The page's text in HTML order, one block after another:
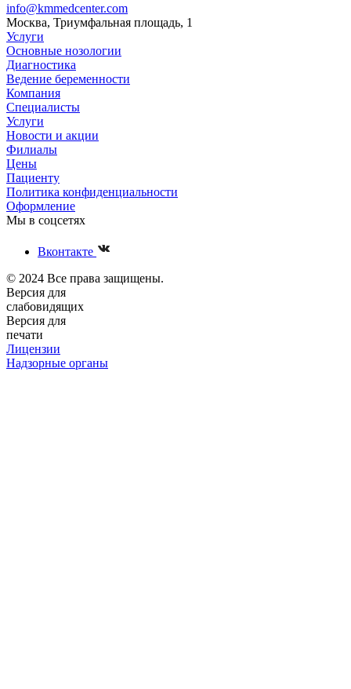
info@kmmedcenter.com
Москва, Триумфальная площадь, 1
Услуги
Основные нозологии
Диагностика
Ведение беременности
Компания
Специалисты
Услуги
Новости и акции
Филиалы
Цены
Пациенту
Политика конфиденциальности
Оформление
Мы в соцсетях
Вконтакте
© 2024 Все права защищены.
Версия для
слабовидящих
Версия для
печати
Лицензии
Надзорные органы